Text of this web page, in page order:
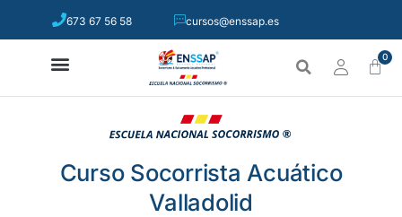
673 67 56 58 cursos@enssap.es
0
Curso Socorrista Acuático
Valladolid